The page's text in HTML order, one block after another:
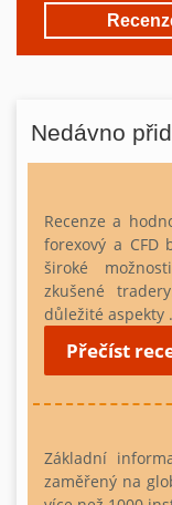
Nedávno
Recenze a
forexový a
široké
zkušené
důležité aspekty
Přečíst
Základní
zaměřený na